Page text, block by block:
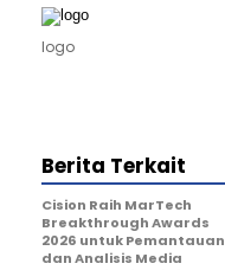
logo
Berita Terkait
Cision Raih MarTech
Breakthrough Awards
2026 untuk Pemantauan
dan Analisis Media